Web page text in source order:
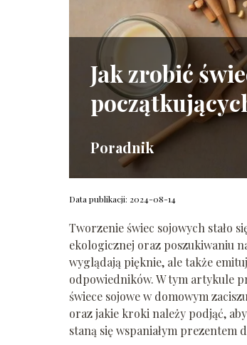
Jak zrobić
Poradnik
Data publikacji: 2024-08-14
Tworzenie świec sojowych stało
ekologicznej oraz poszukiwaniu
wyglądają pięknie, ale także
odpowiedników. W tym artykule
świece sojowe w domowym
oraz jakie kroki należy podjąć,
staną się wspaniałym prezentem